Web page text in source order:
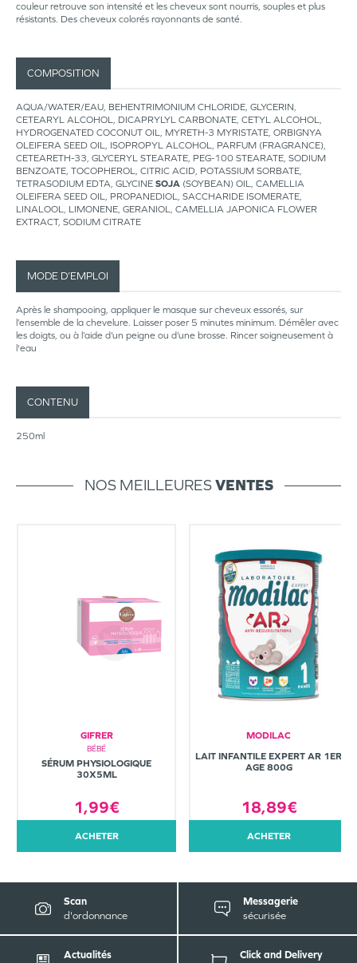
couleur retrouve son intensité et les cheveux sont nourris, souples et plus
résistants. Des cheveux colorés rayonnants de santé.
COMPOSITION
AQUA/WATER/EAU, BEHENTRIMONIUM CHLORIDE, GLYCERIN,
CETEARYL ALCOHOL, DICAPRYLYL CARBONATE, CETYL ALCOHOL,
HYDROGENATED COCONUT OIL, MYRETH-3 MYRISTATE, ORBIGNYA
OLEIFERA SEED OIL, ISOPROPYL ALCOHOL, PARFUM (FRAGRANCE),
CETEARETH-33, GLYCERYL STEARATE, PEG-100 STEARATE, SODIUM
BENZOATE, TOCOPHEROL, CITRIC ACID, POTASSIUM SORBATE,
TETRASODIUM EDTA, GLYCINE SOJA (SOYBEAN) OIL, CAMELLIA
OLEIFERA SEED OIL, PROPANEDIOL, SACCHARIDE ISOMERATE,
LINALOOL, LIMONENE, GERANIOL, CAMELLIA JAPONICA FLOWER
EXTRACT, SODIUM CITRATE
MODE D’EMPLOI
Après le shampooing, appliquer le masque sur cheveux essorés, sur
l’ensemble de la chevelure. Laisser poser 5 minutes minimum. Démêler avec
les doigts, ou à l’aide d’un peigne ou d’une brosse. Rincer soigneusement à
l'eau
CONTENU
250ml
NOS MEILLEURESVENTES
GIFRER
BÉBÉ
SÉRUM PHYSIOLOGIQUE
30X5ML
1,99€
ACHETER
MODILAC
LAIT INFANTILE EXPERT AR 1ER
AGE 800G
18,89€
ACHETER
Scan
d'ordonnance
Messagerie
sécurisée
Actualités
Click and Delivery